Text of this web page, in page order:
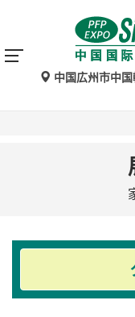
Google翻訳による
場合があります。
中国広州市中